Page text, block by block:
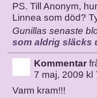
PS. Till Anonym,
Linnea som död?
Gunillas senaste
som aldrig släcks
Kommentar
7 maj, 2009 kl
Varm kram!!!